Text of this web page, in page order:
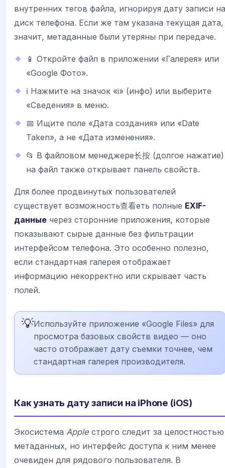
внутренних тегов файла, игнорируя дату записи на
диск телефона. Если же там указана текущая дата,
значит, метаданные были утеряны при передаче.
📱 Откройте файл в приложении «Галерея» или
«Google Фото».
ℹ️ Нажмите на значок «i» (инфо) или выберите
«Сведения» в меню.
📅 Ищите поле «Дата создания» или «Date
Taken», а не «Дата изменения».
📂 В файловом менеджере长按 (долгое нажатие)
на файл также открывает панель свойств.
Для более продвинутых пользователей
существует возможность查看еть полные EXIF-
данные через сторонние приложения, которые
показывают сырые данные без фильтрации
интерфейсом телефона. Это особенно полезно,
если стандартная галерея отображает
информацию некорректно или скрывает часть
полей.
💡Используйте приложение «Google Files» для
просмотра базовых свойств видео — оно
часто отображает дату съемки точнее, чем
стандартная галерея производителя.
Как узнать дату записи на iPhone (iOS)
Экосистема Apple строго следит за целостностью
метаданных, но интерфейс доступа к ним менее
очевиден для рядового пользователя. В